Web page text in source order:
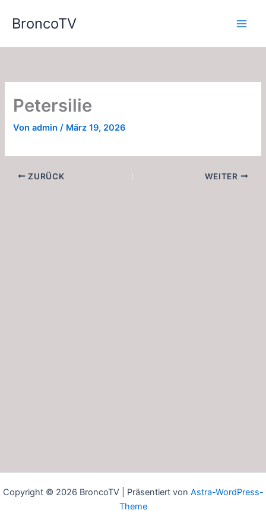
InhaltBroncoTV
Petersilie
Vonadmin/ März 19, 2026
ZURÜCK WEITER
Copyright © 2026 BroncoTV | Präsentiert von Astra-WordPress-
Theme